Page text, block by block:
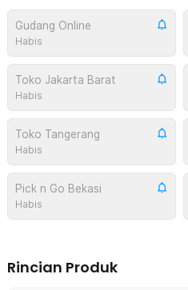
Gudang Online
Habis
Toko Jakarta Barat
Habis
Toko Tangerang
Habis
Pick n Go Bekasi
Habis
Rincian Produk